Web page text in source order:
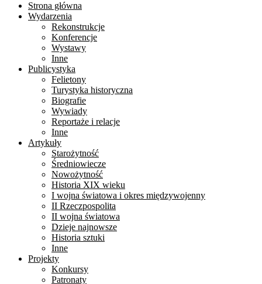
Strona główna
Wydarzenia
Rekonstrukcje
Konferencje
Wystawy
Inne
Publicystyka
Felietony
Turystyka historyczna
Biografie
Wywiady
Reportaże i relacje
Inne
Artykuły
Starożytność
Średniowiecze
Nowożytność
Historia XIX wieku
I wojna światowa i okres międzywojenny
II Rzeczpospolita
II wojna światowa
Dzieje najnowsze
Historia sztuki
Inne
Projekty
Konkursy
Patronaty